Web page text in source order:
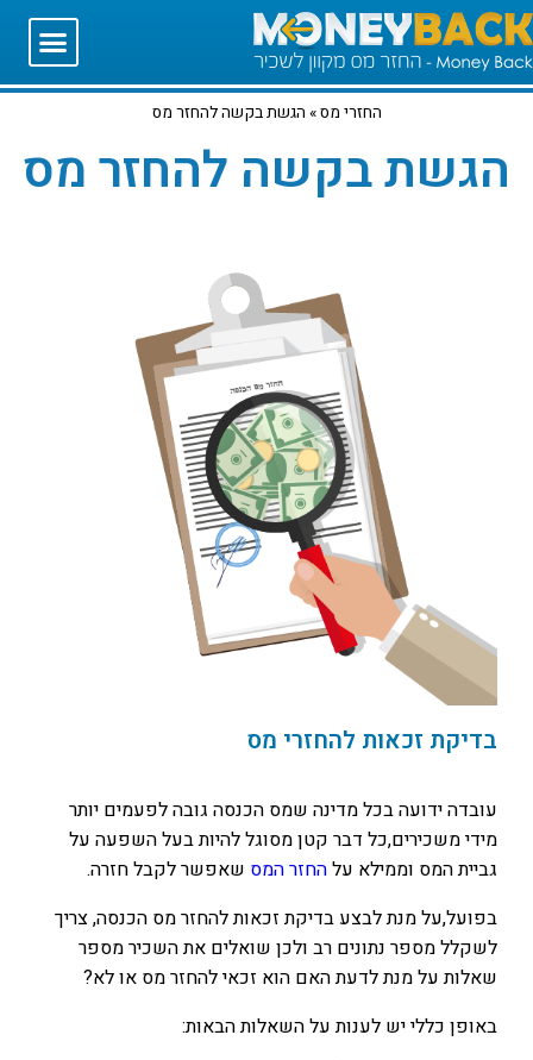
החזרי מס» הגשת בקשה להחזר מס
הגשת בקשה להחזר מס
בדיקת זכאות להחזרי מס
עובדה ידועה בכל מדינה שמס הכנסה גובה לפעמים יותר
מידי משכירים,כל דבר קטן מסוגל להיות בעל השפעה על
גביית המס וממילא עלהחזר המס שאפשר לקבל חזרה.
בפועל,על מנת לבצע בדיקת זכאות להחזר מס הכנסה, צריך
לשקלל מספר נתונים רב ולכן שואלים את השכיר מספר
שאלות על מנת לדעת האם הוא זכאי להחזר מס או לא?
באופן כללי יש לענות על השאלות הבאות: